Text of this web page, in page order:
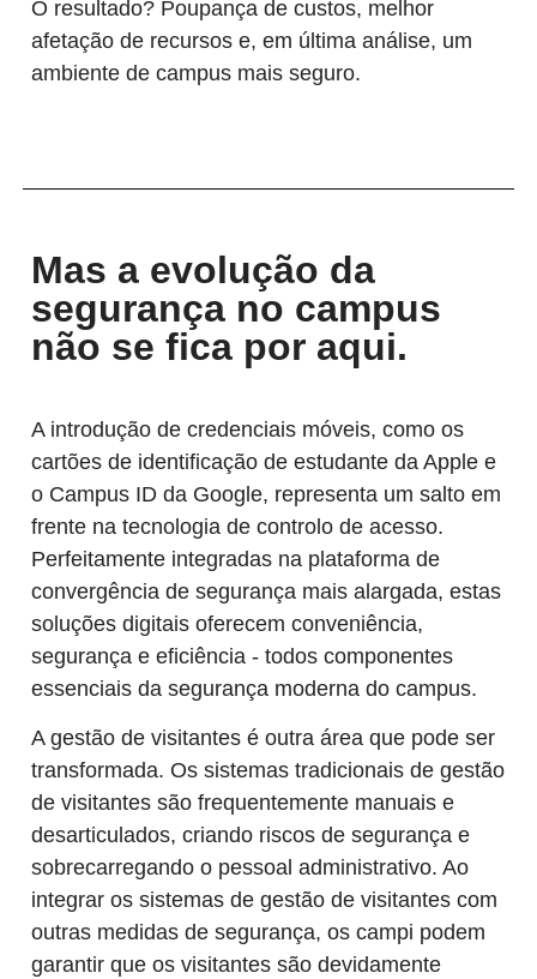
O resultado? Poupança de custos, melhor
afetação de recursos e, em última análise, um
ambiente de campus mais seguro.
Mas a evolução da
segurança no campus
não se fica por aqui.
A introdução de credenciais móveis, como os
cartões de identificação de estudante da Apple e
o Campus ID da Google, representa um salto em
frente na tecnologia de controlo de acesso.
Perfeitamente integradas na plataforma de
convergência de segurança mais alargada, estas
soluções digitais oferecem conveniência,
segurança e eficiência - todos componentes
essenciais da segurança moderna do campus.
A gestão de visitantes é outra área que pode ser
transformada. Os sistemas tradicionais de gestão
de visitantes são frequentemente manuais e
desarticulados, criando riscos de segurança e
sobrecarregando o pessoal administrativo. Ao
integrar os sistemas de gestão de visitantes com
outras medidas de segurança, os campi podem
garantir que os visitantes são devidamente